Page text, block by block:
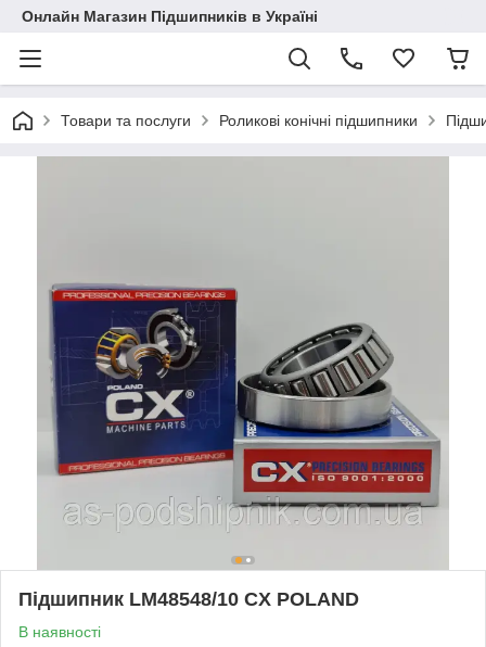
Онлайн Магазин Підшипників в Україні
Товари та послуги Роликові конічні підшипники
Підшипник LM48548/10 CX POLAND
В наявності